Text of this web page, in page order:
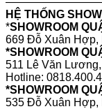
HỆ THỐNG
*SHOWROOM
669 Đỗ Xuân Hợp,
*SHOWROOM
511 Lê Văn
Hotline:
*SHOWROOM
535 Đỗ Xuân Hợp,